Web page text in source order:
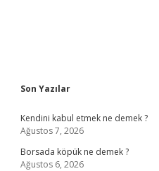
Sidebar
Son Yazılar
Kendini kabul etmek ne demek ?
Ağustos 7, 2026
Borsada köpük ne demek ?
Ağustos 6, 2026
girişilbet giriş yap